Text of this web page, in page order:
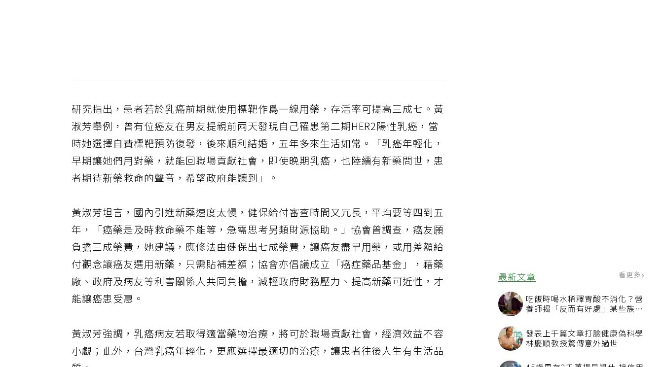
最新文章 看更多
吃飯時喝水稀釋胃酸不消化？營
養師揭「反而有好處」某些族群
發表上千篇文章打臉健康偽科學
林慶順教授驚傳意外過世
研究指出，患者若於乳癌前期就使用標靶作爲一線用藥，存活率可提高三成七。黃
淑芳舉例，曾有位癌友在男友提親前兩天發現自己罹患第二期HER2陽性乳癌，當
時她選擇自費標靶預防復發，後來順利結婚，五年多來生活如常。「乳癌年輕化，
早期讓她們用對藥，就能回職場貢獻社會，即使晚期乳癌，也陸續有新藥問世，患
者期待新藥救命的聲音，希望政府能聽到」。
黃淑芳坦言，國內引進新藥速度太慢，健保給付審查時間又冗長，平均要等四到五
年，「癌藥是及時救命藥不能等，急需思考另類財源協助。」協會曾調查，癌友願
負擔三成藥費，她建議，應修法由健保出七成藥費，讓癌友盡早用藥，或用差額給
付觀念讓癌友選用新藥，只需貼補差額；協會亦倡議成立「癌症藥品基金」，藉藥
廠、政府及病友等利害關係人共同負擔，減輕政府財務壓力、提高新藥可近性，才
能讓癌患受惠。
黃淑芳強調，乳癌病友若取得適當藥物治療，將可於職場貢獻社會，經濟效益不容
小覷；此外，台灣乳癌年輕化，更應選擇最適切的治療，讓患者往後人生有生活品